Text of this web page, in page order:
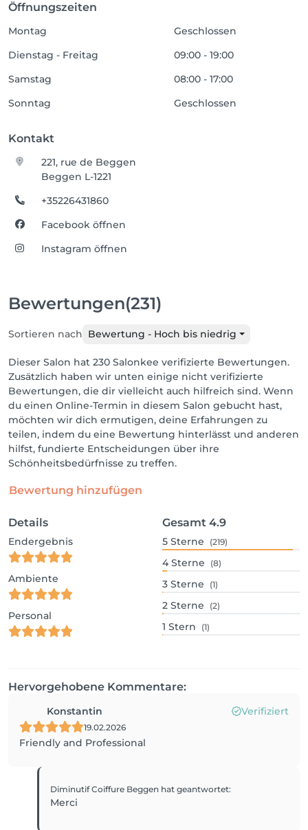
Öffnungszeiten
Montag
Geschlossen
Dienstag - Freitag
09:00 - 19:00
Samstag
08:00 - 17:00
Sonntag
Geschlossen
Kontakt
221, rue de Beggen
Beggen L-1221
+35226431860
Facebook öffnen
Instagram öffnen
Bewertungen(231)
Sortieren nach Bewertung - Hoch bis niedrig
Dieser Salon hat 230 Salonkee verifizierte Bewertungen.
Zusätzlich haben wir unten einige nicht verifizierte
Bewertungen, die dir vielleicht auch hilfreich sind. Wenn
du einen Online-Termin in diesem Salon gebucht hast,
möchten wir dich ermutigen, deine Erfahrungen zu
teilen, indem du eine Bewertung hinterlässt und anderen
hilfst, fundierte Entscheidungen über ihre
Schönheitsbedürfnisse zu treffen.
Bewertung hinzufügen
Details
Endergebnis
Ambiente
Personal
Gesamt 4.9
5 Sterne (219)
4 Sterne (8)
3 Sterne (1)
2 Sterne (2)
1 Stern (1)
Hervorgehobene Kommentare:
Konstantin Verifiziert
19.02.2026
Friendly and Professional
Diminutif Coiffure Beggen hat geantwortet:
Merci